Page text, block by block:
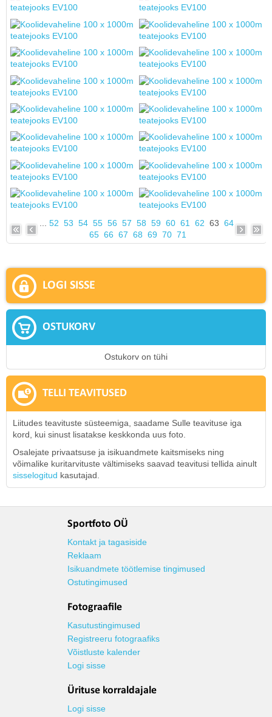
52 53 54 55 56 57 58 59 60 61 62 63 64
65 66 67 68 69 70 71
LOGI SISSE
OSTUKORV
Ostukorv on tühi
TELLI TEAVITUSED
Liitudes teavituste süsteemiga, saadame Sulle teavituse iga
kord, kui sinust lisatakse keskkonda uus foto.
Osalejate privaatsuse ja isikuandmete kaitsmiseks ning
võimalike kuritarvituste vältimiseks saavad teavitusi tellida ainult
sisselogitud kasutajad.
Sportfoto OÜ
Kontakt ja tagasiside
Reklaam
Isikuandmete töötlemise tingimused
Ostutingimused
Fotograafile
Kasutustingimused
Registreeru fotograafiks
Võistluste kalender
Logi sisse
Ürituse korraldajale
Logi sisse